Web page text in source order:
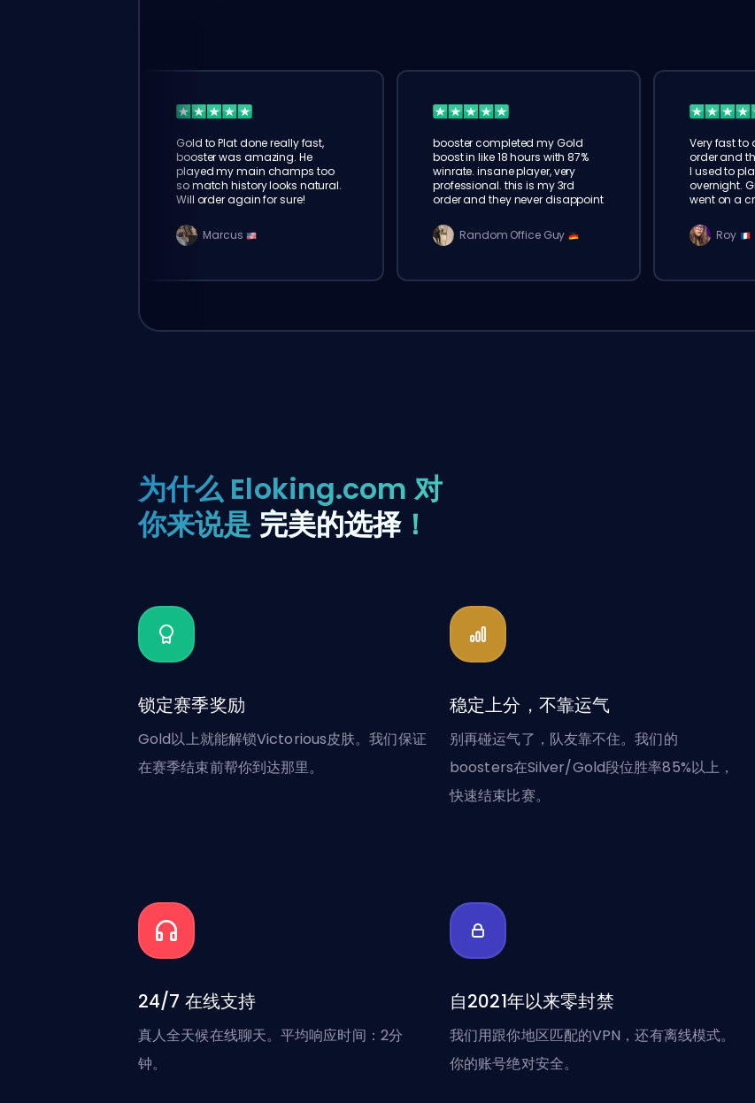
Gold to Plat done really fast,
booster was amazing. He
played my main champs too
so match history looks natural.
Will order again for sure!
Marcus
booster completed my Gold
boost in like 18 hours with 87%
winrate. insane player, very
professional. this is my 3rd
order and they never disappoint
Random Office Guy
Very fast to
order and
I used to
overnight.
went on a
Roy
为什么 Eloking.com 对
你来说是 完美的选择！
锁定赛季奖励
Gold以上就能解锁Victorious皮肤。我们保证
在赛季结束前帮你到达那里。
稳定上分，不靠运气
别再碰运气了，队友靠不住。我们的
boosters在Silver/Gold段位胜率85%以上，
快速结束比赛。
24/7 在线支持
真人全天候在线聊天。平均响应时间：2分
钟。
自2021年以来零封禁
我们用跟你地区匹配的VPN，还有离线模式。
你的账号绝对安全。